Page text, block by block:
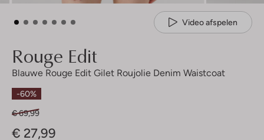
Video afspelen
Rouge Edit
Blauwe Rouge Edit Gilet Roujolie Denim Waistcoat
-60%
€ 69,99
€ 27,99